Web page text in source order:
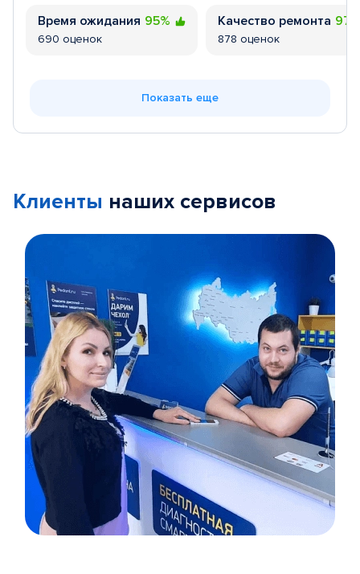
Время ожидания 95%
690 оценок
Качество ремонта
878 оценок
Показать еще
Клиенты наших сервисов